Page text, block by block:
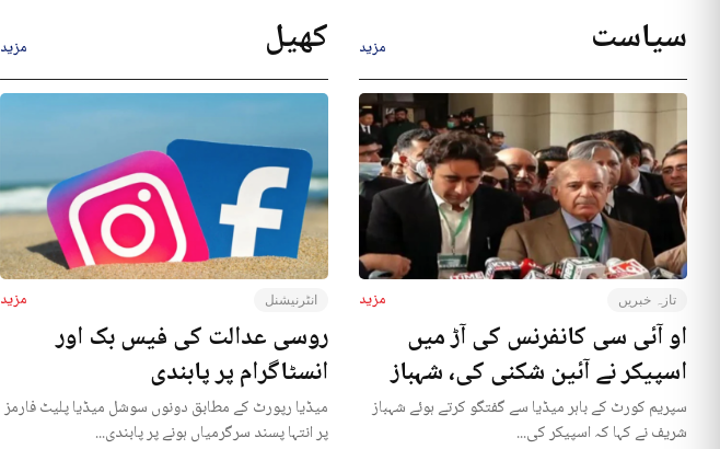
سیاست مزید
تازہ خبریں مزید
او آئی سی کانفرنس کی آڑ میں
اسپیکر نے آئین شکنی کی، شہباز
سپریم کورٹ کے باہر میڈیا سے گفتگو کرتے ہوئے شہباز
شریف نے کہا کہ اسپیکر کی...
کھیل مزید
انٹرنیشنل مزید
روسی عدالت کی فیس بک اور
انسٹاگرام پر پابندی
میڈیا رپورٹ کے مطابق دونوں سوشل میڈیا پلیٹ فارمز
پر انتہا پسند سرگرمیاں ہونے پر پابندی...